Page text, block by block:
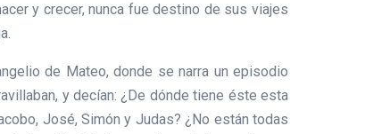
y crecer, nunca fue destino de sus viajes
de Mateo, donde se narra un episodio
y decían: ¿De dónde tiene éste esta
José, Simón y Judas? ¿No están todas